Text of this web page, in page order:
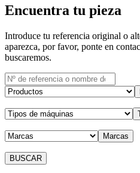
Encuentra tu pieza
Introduce tu referencia original o
aparezca, por favor, ponte en
buscaremos.
Marcas